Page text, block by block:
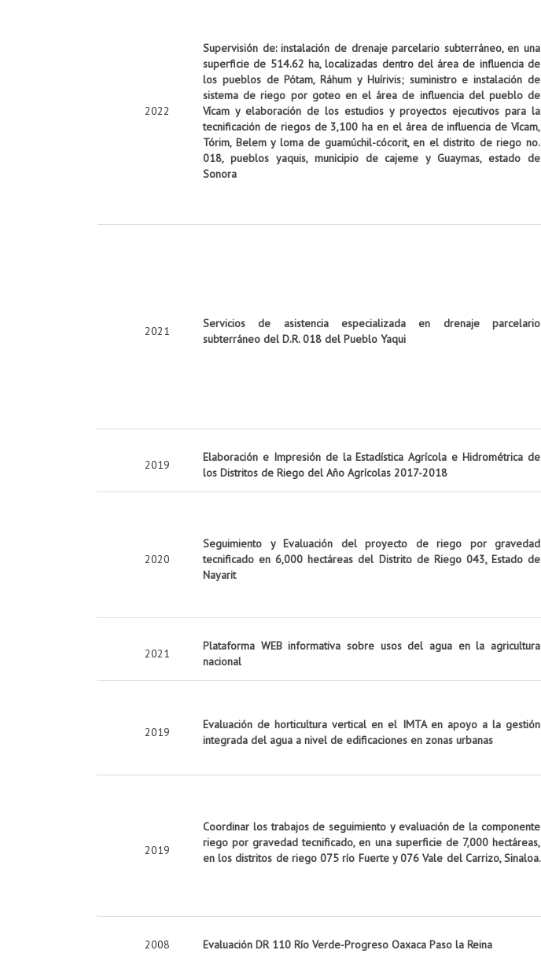
2022
Supervisión de: instalación de drenaje parcelario subterráneo, en una
superficie de 514.62 ha, localizadas dentro del área de influencia de
los pueblos de Pótam, Ráhum y Huírivis; suministro e instalación de
sistema de riego por goteo en el área de influencia del pueblo de
Vícam y elaboración de los estudios y proyectos ejecutivos para la
tecnificación de riegos de 3,100 ha en el área de influencia de Vícam,
Tórim, Belem y loma de guamúchil-cócorit, en el distrito de riego no.
018, pueblos yaquis, municipio de cajeme y Guaymas, estado de
Sonora
2021
Servicios de asistencia especializada en drenaje parcelario
subterráneo del D.R. 018 del Pueblo Yaqui
2019
Elaboración e Impresión de la Estadística Agrícola e Hidrométrica de
los Distritos de Riego del Año Agrícolas 2017-2018
2020
Seguimiento y Evaluación del proyecto de riego por gravedad
tecnificado en 6,000 hectáreas del Distrito de Riego 043, Estado de
Nayarit
2021
Plataforma WEB informativa sobre usos del agua en la agricultura
nacional
2019
Evaluación de horticultura vertical en el IMTA en apoyo a la gestión
integrada del agua a nivel de edificaciones en zonas urbanas
2019
Coordinar los trabajos de seguimiento y evaluación de la componente
riego por gravedad tecnificado, en una superficie de 7,000 hectáreas,
en los distritos de riego 075 río Fuerte y 076 Vale del Carrizo, Sinaloa.
2008 Evaluación DR 110 Río Verde-Progreso Oaxaca Paso la Reina